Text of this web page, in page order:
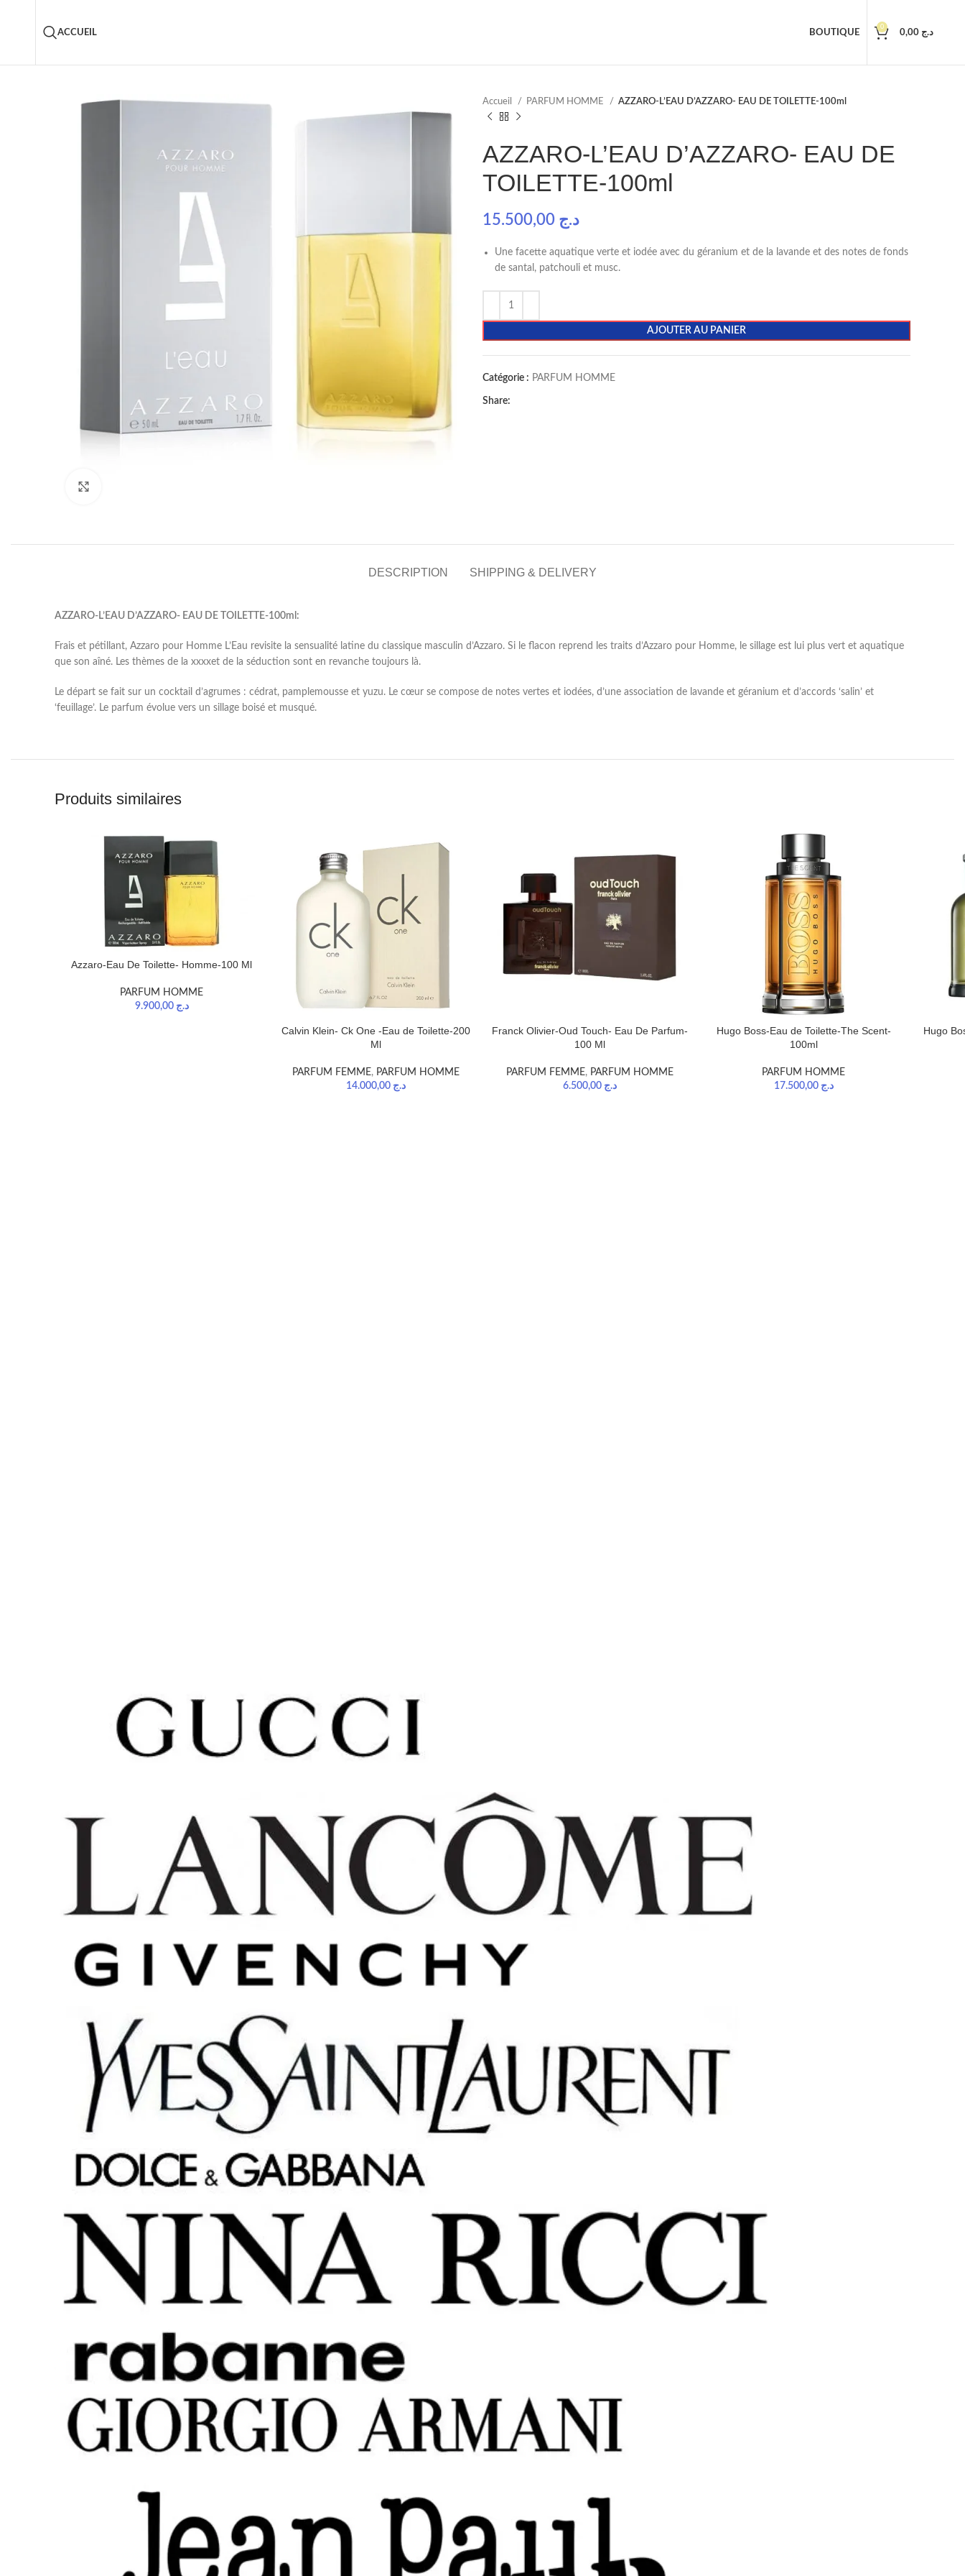
ACCUEIL BOUTIQUE
0
د.ج
Accueil PARFUM HOMME AZZARO-L’EAU D’AZZARO- EAU DE TOILETTE-100ml
AZZARO-L’EAU D’AZZARO- EAU DE
TOILETTE-100ml
د.ج
Une facette aquatique verte et iodée avec du géranium et de la lavande et des notes de fonds
de santal, patchouli et musc.
AJOUTER AU PANIER
Catégorie : PARFUM HOMME
Share:
DESCRIPTION SHIPPING & DELIVERY
AZZARO-L’EAU D’AZZARO- EAU DE TOILETTE-100ml:
Frais et pétillant, Azzaro pour Homme L’Eau revisite la sensualité latine du classique masculin d’Azzaro. Si le flacon reprend les traits d’Azzaro pour Homme, le sillage est lui plus vert et aquatique
que son aîné. Les thèmes de la xxxxet de la séduction sont en revanche toujours là.
Le départ se fait sur un cocktail d’agrumes : cédrat, pamplemousse et yuzu. Le cœur se compose de notes vertes et iodées, d’une association de lavande et géranium et d’accords ‘salin’ et
‘feuillage’. Le parfum évolue vers un sillage boisé et musqué.
Produits similaires
Azzaro-Eau De Toilette- Homme-100 Ml
PARFUM HOMME
د.ج 9.900,00
Calvin Klein- Ck One -Eau de Toilette-200
Ml
PARFUM FEMME, PARFUM HOMME
د.ج 14.000,00
Franck Olivier-Oud Touch- Eau De Parfum-
100 Ml
PARFUM FEMME, PARFUM HOMME
د.ج 6.500,00
Hugo Boss-Eau de Toilette-The Scent-
100ml
PARFUM HOMME
د.ج 17.500,00
Hugo